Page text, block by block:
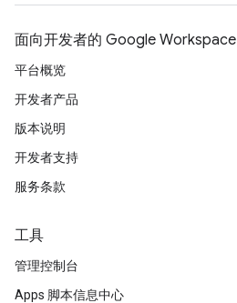
面向开发者的 Google Workspace
平台概览
开发者产品
版本说明
开发者支持
服务条款
工具
管理控制台
Apps 脚本信息中心